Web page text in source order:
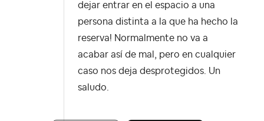
dejar entrar en el espacio a una
persona distinta a la que ha hecho la
reserva! Normalmente no va a
acabar así de mal, pero en cualquier
caso nos deja desprotegidos. Un
saludo.